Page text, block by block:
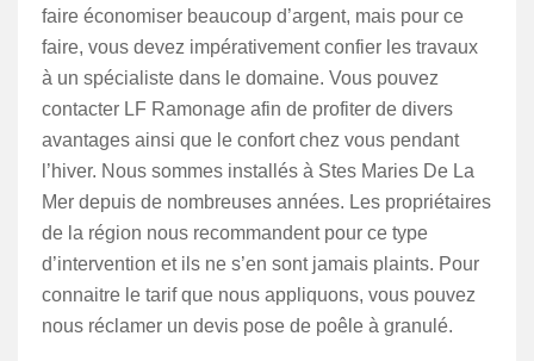
faire économiser beaucoup d’argent, mais pour ce
faire, vous devez impérativement confier les travaux
à un spécialiste dans le domaine. Vous pouvez
contacter LF Ramonage afin de profiter de divers
avantages ainsi que le confort chez vous pendant
l’hiver. Nous sommes installés à Stes Maries De La
Mer depuis de nombreuses années. Les propriétaires
de la région nous recommandent pour ce type
d’intervention et ils ne s’en sont jamais plaints. Pour
connaitre le tarif que nous appliquons, vous pouvez
nous réclamer un devis pose de poêle à granulé.